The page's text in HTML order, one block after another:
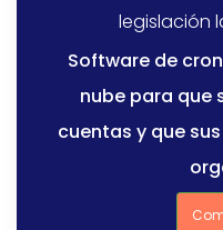
legislación
Software de
nube para que
cuentas y que